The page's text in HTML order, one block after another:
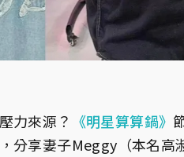
力來源？ 《明星算算鍋》
分享妻子Meggy（本名高